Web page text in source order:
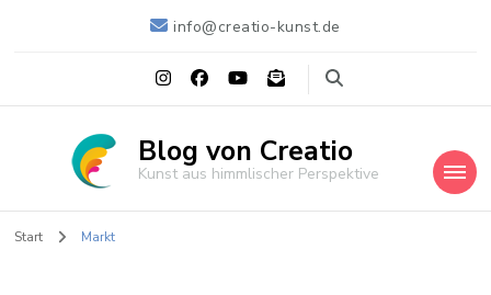
info@creatio-kunst.de
Blog von Creatio
Kunst aus himmlischer Perspektive
Start Markt